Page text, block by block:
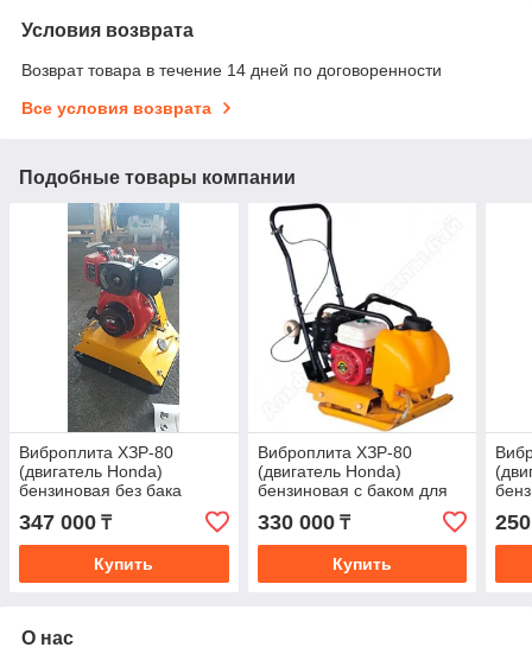
Условия возврата
Возврат товара в течение 14 дней по договоренности
Все условия возврата
Подобные товары компании
Виброплита ХЗР-80
(двигатель Honda)
бензиновая без бака
347 000 ₸
Купить
Виброплита ХЗР-80
(двигатель Honda)
бензиновая с баком для
330 000₸
Купить
О нас